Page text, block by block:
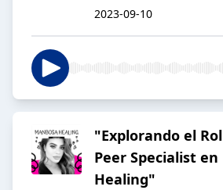
2023-09-10
"Explorando el
Peer Specialist
Healing"